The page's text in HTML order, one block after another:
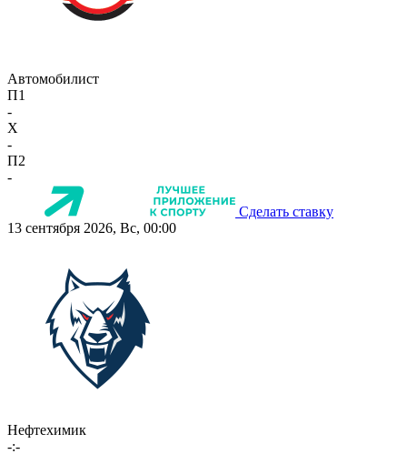
Автомобилист
П1
-
X
-
П2
-
Сделать ставку
13 сентября 2026, Вс, 00:00
Нефтехимик
-:-